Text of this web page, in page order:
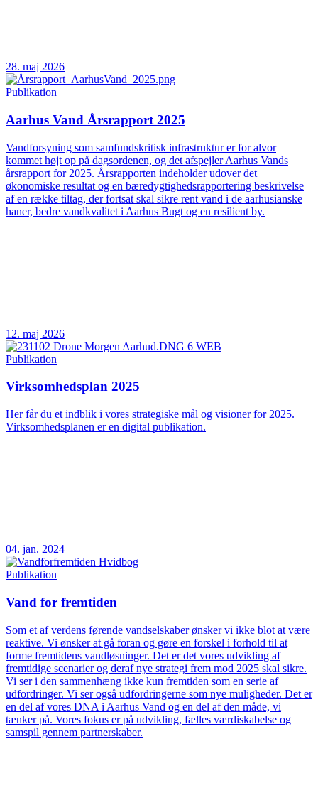
28. maj 2026
Publikation
Aarhus Vand Årsrapport 2025
Vandforsyning som samfundskritisk infrastruktur er for alvor
kommet højt op på dagsordenen, og det afspejler Aarhus Vands
årsrapport for 2025. Årsrapporten indeholder udover det
økonomiske resultat og en bæredygtighedsrapportering beskrivelse
af en række tiltag, der fortsat skal sikre rent vand i de aarhusianske
haner, bedre vandkvalitet i Aarhus Bugt og en resilient by.
12. maj 2026
Publikation
Virksomhedsplan 2025
Her får du et indblik i vores strategiske mål og visioner for 2025.
Virksomhedsplanen er en digital publikation.
04. jan. 2024
Publikation
Vand for fremtiden
Som et af verdens førende vandselskaber ønsker vi ikke blot at være
reaktive. Vi ønsker at gå foran og gøre en forskel i forhold til at
forme fremtidens vandløsninger. Det er det vores udvikling af
fremtidige scenarier og deraf nye strategi frem mod 2025 skal sikre.
Vi ser i den sammenhæng ikke kun fremtiden som en serie af
udfordringer. Vi ser også udfordringerne som nye muligheder. Det er
en del af vores DNA i Aarhus Vand og en del af den måde, vi
tænker på. Vores fokus er på udvikling, fælles værdiskabelse og
samspil gennem partnerskaber.